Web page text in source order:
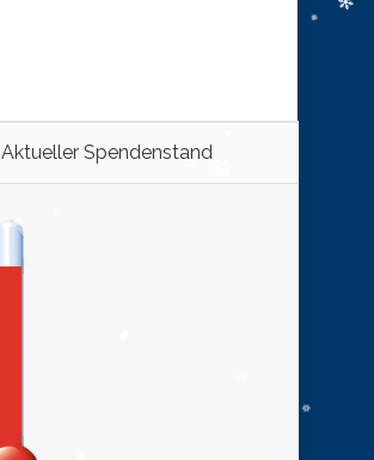
Aktueller Spendenstand